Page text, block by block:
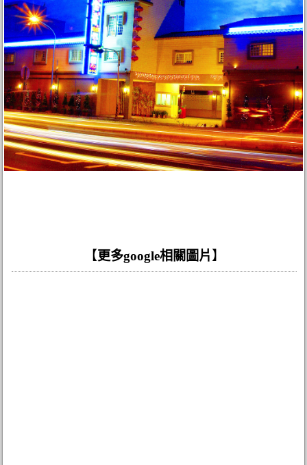
【更多google相關圖片】